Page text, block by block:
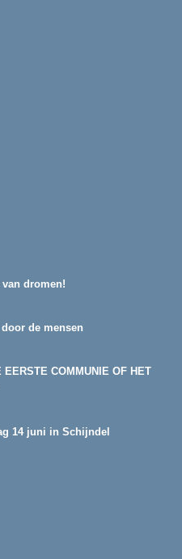
dromen!
de mensen
COMMUNIE OF HET
14 juni in Schijndel